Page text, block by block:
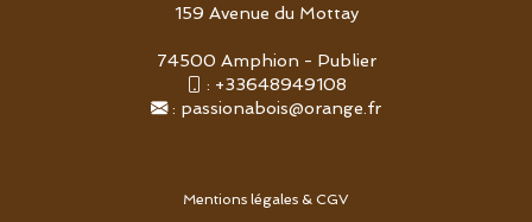
159 Avenue du Mottay
74500 Amphion - Publier
: +33648949108
: passionabois@orange.fr
Mentions légales & CGV